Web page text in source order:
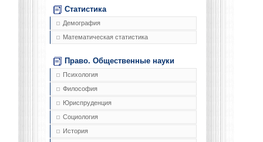
Статистика
Демография
Математическая статистика
Право. Общественные науки
Психология
Философия
Юриспруденция
Социология
История